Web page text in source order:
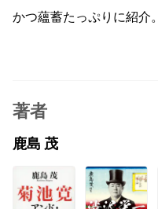
かつ蘊蓄たっぷりに紹介。
著者
鹿島 茂